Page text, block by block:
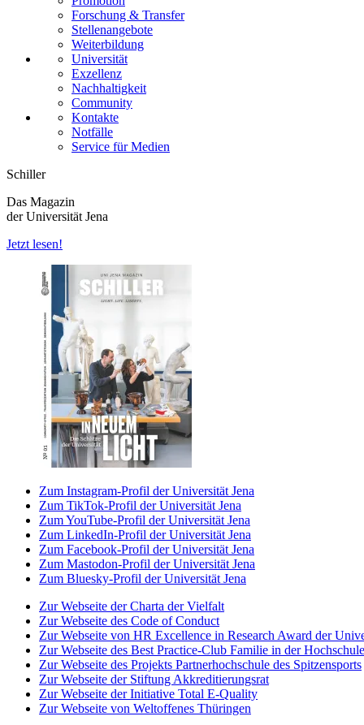
Forschung & Transfer
Stellenangebote
Weiterbildung
Universität
Exzellenz
Nachhaltigkeit
Community
Kontakte
Notfälle
Service für Medien
Schiller
Das Magazin
der Universität Jena
Jetzt lesen!
Zum Instagram-Profil der Universität Jena
Zum TikTok-Profil der Universität Jena
Zum YouTube-Profil der Universität Jena
Zum LinkedIn-Profil der Universität Jena
Zum Facebook-Profil der Universität Jena
Zum Mastodon-Profil der Universität Jena
Zum Bluesky-Profil der Universität Jena
Zur Webseite der Charta der Vielfalt
Zur Webseite des Code of Conduct
Zur Webseite von HR Excellence in Research Award der
Zur Webseite des Best Practice-Club Familie in der Hochschule
Zur Webseite des Projekts Partnerhochschule des Spitzensports
Zur Webseite der Stiftung Akkreditierungsrat
Zur Webseite der Initiative Total E-Quality
Zur Webseite von Weltoffenes Thüringen